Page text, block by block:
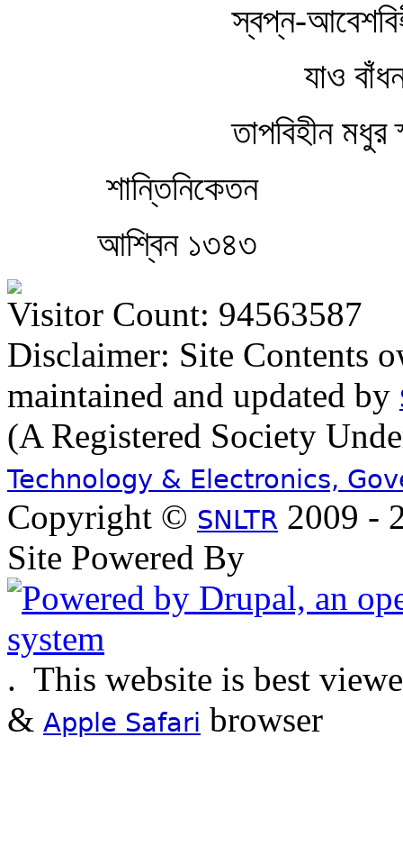
স্বপ্ন-
যাও
তাপবিহীন মধুর
শান্তিনিকেতন
আশ্বিন ১৩৪৩
Visitor Count: 94563587
Disclaimer: Site Contents
maintained and updated by
(A Registered Society
Technology & Electronics,
Copyright © SNLTR 2009 -
Site Powered By
. This website is best
& Apple Safari browser